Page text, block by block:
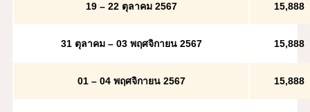
19 – 22 ตุลาคม 2567 15,888
31 ตุลาคม – 03 พฤศจิกายน 2567 15,888
01 – 04 พฤศจิกายน 2567 15,888